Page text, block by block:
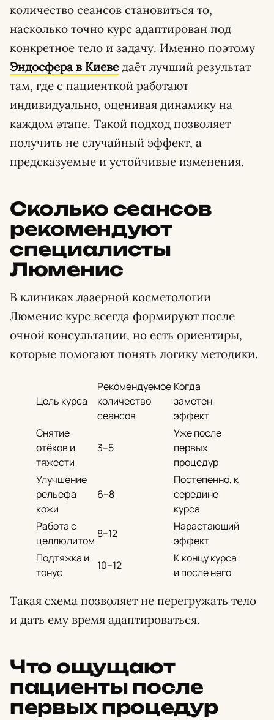
количество сеансов становиться то,
насколько точно курс адаптирован под
конкретное тело и задачу. Именно поэтому
Эндосфера в Киеведаёт лучший результат
там, где с пациенткой работают
индивидуально, оценивая динамику на
каждом этапе. Такой подход позволяет
получить не случайный эффект, а
предсказуемые и устойчивые изменения.
Сколько сеансов
рекомендуют
специалисты
Люменис
В клиниках лазерной косметологии
Люменис курс всегда формируют после
очной консультации, но есть ориентиры,
которые помогают понять логику методики.
Цель курса
Рекомендуемое
количество
сеансов
Когда
заметен
эффект
Снятие
отёков и
тяжести
3–5
Уже после
первых
процедур
Улучшение
рельефа
кожи
6–8
Постепенно, к
середине
курса
Работа с
целлюлитом
8–12
Нарастающий
эффект
Подтяжка и
тонус
10–12
К концу курса
и после него
Такая схема позволяет не перегружать тело
и дать ему время адаптироваться.
Что ощущают
пациенты после
первых процедур